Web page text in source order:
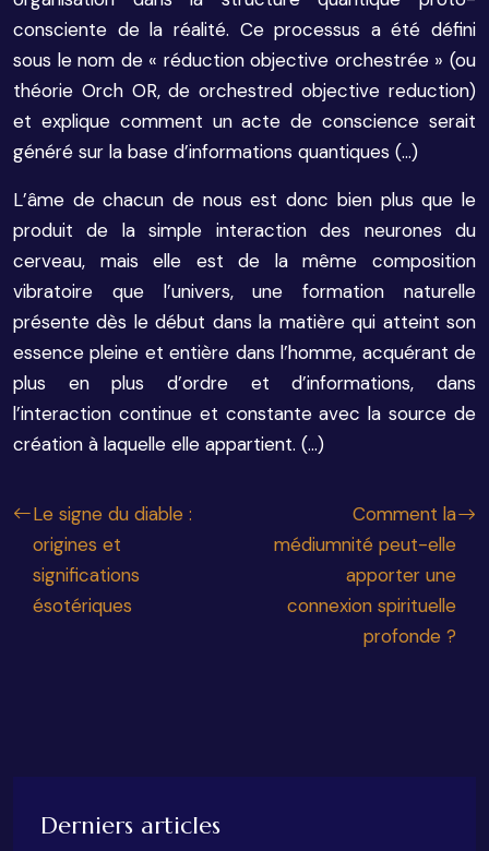
consciente de la réalité. Ce processus a été défini
sous le nom de « réduction objective orchestrée » (ou
théorie Orch OR, de orchestred objective reduction)
et explique comment un acte de conscience serait
généré sur la base d’informations quantiques (…)
L’âme de chacun de nous est donc bien plus que le
produit de la simple interaction des neurones du
cerveau, mais elle est de la même composition
vibratoire que l’univers, une formation naturelle
présente dès le début dans la matière qui atteint son
essence pleine et entière dans l’homme, acquérant de
plus en plus d’ordre et d’informations, dans
l’interaction continue et constante avec la source de
création à laquelle elle appartient. (…)
Le signe du diable :
origines et
significations
ésotériques
Comment la
médiumnité peut-elle
apporter une
connexion spirituelle
profonde ?
Derniers articles